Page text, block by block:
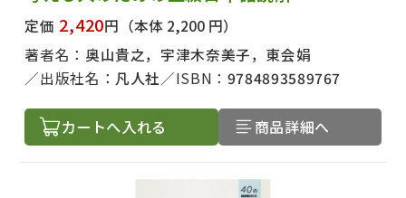
定価 2,420円 （本体 2,200 円）
著者名： 奥山貴之，宇津木奈美子，東会娟
出版社名： 凡人社 ISBN： 9784893589767
カートへ入れる 商品詳細へ